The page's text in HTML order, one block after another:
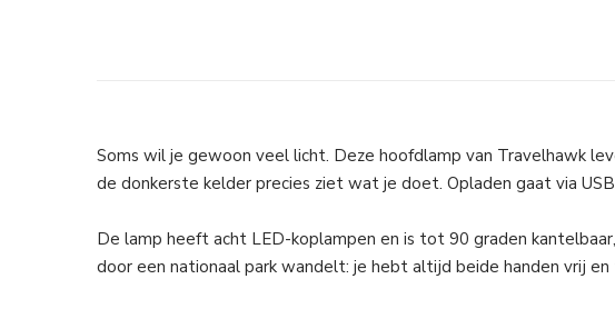
Soms wil je gewoon veel licht. Deze hoofdlamp van Travelhawk
de donkerste kelder precies ziet wat je doet. Opladen gaat via
De lamp heeft acht LED-koplampen en is tot 90 graden
door een nationaal park wandelt: je hebt altijd beide handen vrij en